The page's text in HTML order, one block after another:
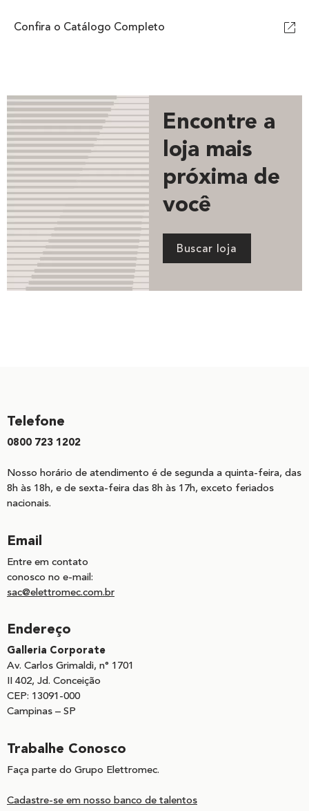
Confira o Catálogo Completo
Encontre a
loja mais
próxima de
você
Buscar loja
Telefone
0800 723 1202
Nosso horário de atendimento é de segunda a quinta-feira, das
8h às 18h, e de sexta-feira das 8h às 17h, exceto feriados
nacionais.
Email
Entre em contato
conosco no e-mail:
sac@elettromec.com.br
Endereço
Galleria Corporate
Av. Carlos Grimaldi, n° 1701
II 402, Jd. Conceição
CEP: 13091-000
Campinas – SP
Trabalhe Conosco
Faça parte do Grupo Elettromec.
Cadastre-se em nosso banco de talentos